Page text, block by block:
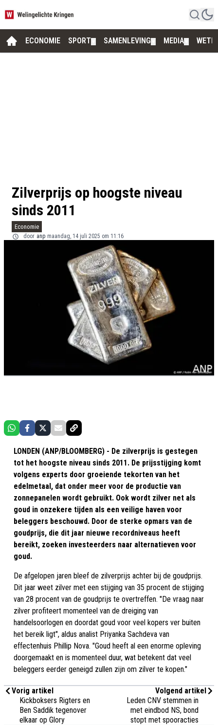
ECONOMIE SPORT SAMENLEVING MEDIA
Zilverprijs op hoogste niveau
sinds 2011
Economie
door anp maandag, 14 juli 2025 om 11:16
LONDEN (ANP/BLOOMBERG) - De zilverprijs is gestegen
tot het hoogste niveau sinds 2011. De prijsstijging komt
volgens experts door groeiende tekorten van het
edelmetaal, dat onder meer voor de productie van
zonnepanelen wordt gebruikt. Ook wordt zilver net als
goud in onzekere tijden als een veilige haven voor
beleggers beschouwd. Door de sterke opmars van de
goudprijs, die dit jaar nieuwe recordniveaus heeft
bereikt, zoeken investeerders naar alternatieven voor
goud.
De afgelopen jaren bleef de zilverprijs achter bij de goudprijs.
Dit jaar weet zilver met een stijging van 35 procent de stijging
van 28 procent van de goudprijs te overtreffen. "De vraag naar
zilver profiteert momenteel van de dreiging van
handelsoorlogen en doordat goud voor veel kopers ver buiten
het bereik ligt", aldus analist Priyanka Sachdeva van
effectenhuis Phillip Nova. "Goud heeft al een enorme opleving
doorgemaakt en is momenteel duur, wat betekent dat veel
beleggers eerder geneigd zullen zijn om zilver te kopen."
Vorig artikel
Kickboksers Rigters en
Ben Saddik tegenover
elkaar op Glory
Volgend artikel
Leden CNV stemmen in
met eindbod NS, bond
stopt met spooracties